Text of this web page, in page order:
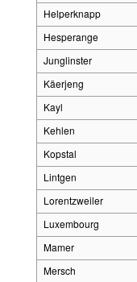
Helperknapp
Hesperange
Junglinster
Käerjeng
Kayl
Kehlen
Kopstal
Lintgen
Lorentzweiler
Luxembourg
Mamer
Mersch